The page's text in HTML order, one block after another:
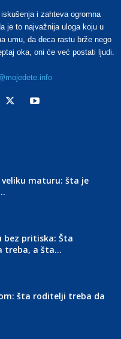
i zahteva ogromna
je to najvažnija uloga koju u
umu, da deca rastu brže nego
oka, oni će već postati ljudi.
maturu: šta je
bez pritiska: Šta
treba, a šta...
šta roditelji treba da